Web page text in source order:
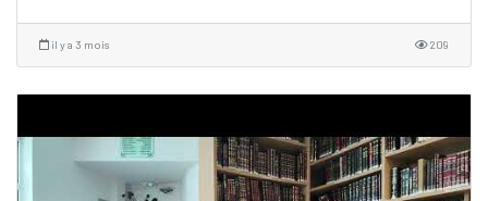
il y a 3 mois 209